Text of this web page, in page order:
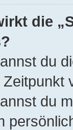
die
du
du